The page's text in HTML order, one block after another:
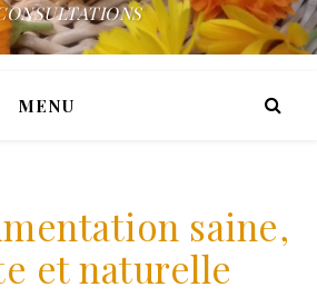
MENU
saine,
et naturelle